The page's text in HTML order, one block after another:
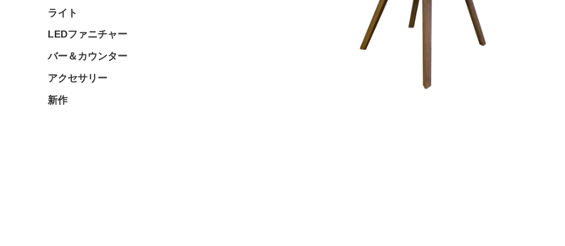
ライト
LEDファニチャー
バー＆カウンター
アクセサリー
新作